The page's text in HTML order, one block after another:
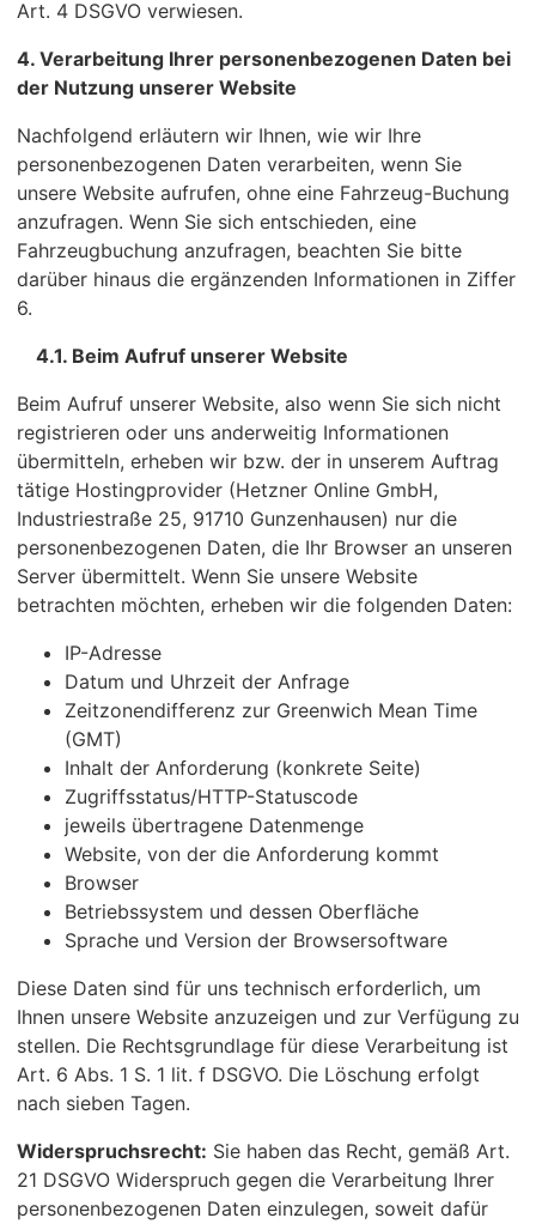
Art. 4 DSGVO verwiesen.
4. Verarbeitung Ihrer personenbezogenen Daten bei
der Nutzung unserer Website
Nachfolgend erläutern wir Ihnen, wie wir Ihre
personenbezogenen Daten verarbeiten, wenn Sie
unsere Website aufrufen, ohne eine Fahrzeug-Buchung
anzufragen. Wenn Sie sich entschieden, eine
Fahrzeugbuchung anzufragen, beachten Sie bitte
darüber hinaus die ergänzenden Informationen in Ziffer
6.
4.1. Beim Aufruf unserer Website
Beim Aufruf unserer Website, also wenn Sie sich nicht
registrieren oder uns anderweitig Informationen
übermitteln, erheben wir bzw. der in unserem Auftrag
tätige Hostingprovider (Hetzner Online GmbH,
Industriestraße 25, 91710 Gunzenhausen) nur die
personenbezogenen Daten, die Ihr Browser an unseren
Server übermittelt. Wenn Sie unsere Website
betrachten möchten, erheben wir die folgenden Daten:
IP-Adresse
Datum und Uhrzeit der Anfrage
Zeitzonendifferenz zur Greenwich Mean Time
(GMT)
Inhalt der Anforderung (konkrete Seite)
Zugriffsstatus/HTTP-Statuscode
jeweils übertragene Datenmenge
Website, von der die Anforderung kommt
Browser
Betriebssystem und dessen Oberfläche
Sprache und Version der Browsersoftware
Diese Daten sind für uns technisch erforderlich, um
Ihnen unsere Website anzuzeigen und zur Verfügung zu
stellen. Die Rechtsgrundlage für diese Verarbeitung ist
Art. 6 Abs. 1 S. 1 lit. f DSGVO. Die Löschung erfolgt
nach sieben Tagen.
Widerspruchsrecht: Sie haben das Recht, gemäß Art.
21 DSGVO Widerspruch gegen die Verarbeitung Ihrer
personenbezogenen Daten einzulegen, soweit dafür